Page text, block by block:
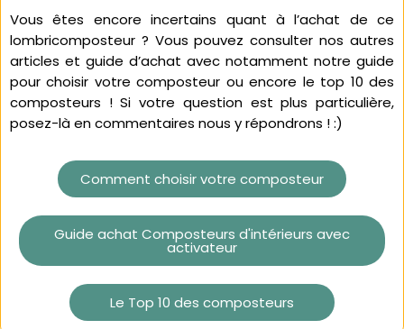
Vous êtes encore incertains quant à l’achat de ce
lombricomposteur ? Vous pouvez consulter nos autres
articles et guide d’achat avec notamment notre guide
pour choisir votre composteur ou encore le top 10 des
composteurs ! Si votre question est plus particulière,
posez-là en commentaires nous y répondrons ! :)
Comment choisir votre composteur
Guide achat Composteurs d'intérieurs avec
activateur
Le Top 10 des composteurs